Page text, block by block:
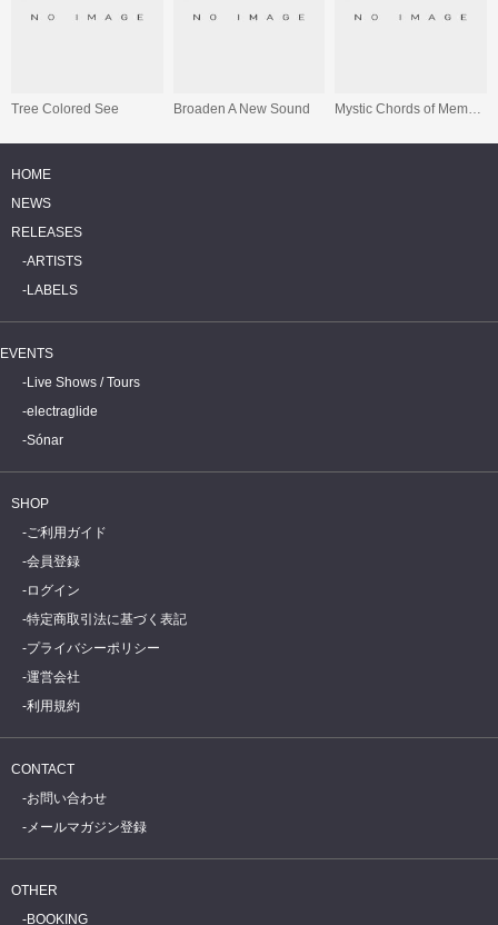
Tree Colored See Broaden A New Sound
HOME
NEWS
RELEASES
ARTISTS
LABELS
EVENTS
Live Shows / Tours
electraglide
Sónar
SHOP
ご利用ガイド
会員登録
ログイン
特定商取引法に基づく表記
プライバシーポリシー
運営会社
利用規約
CONTACT
お問い合わせ
メールマガジン登録
OTHER
BOOKING